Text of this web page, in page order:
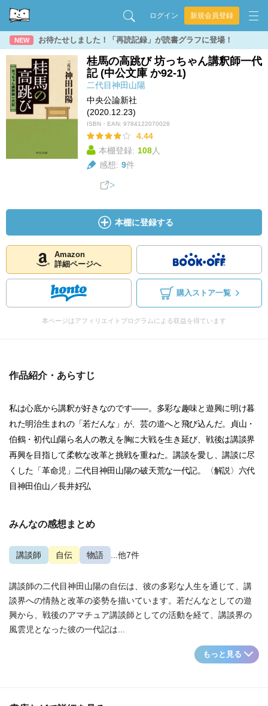
ログイン 新規会員登録
NEW お待たせしました！「再読記録」が読書グラフに登場！
桂馬の高跳び 坊っちゃん講釈師一代
記 (中公文庫 か92-1)
二代目神田山陽
中央公論新社
(2020.12.23)
ISBN・EAN: 9784122070028
4.44
本棚登録: 108人
感想: 9件
本棚に登録する
Amazon
詳細ページへ
購入ストア一覧
本ページはアフィリエイトプログラムによる収益を得ています
作品紹介・あらすじ
私は心底から講釈が好きなのです――。多彩な趣味と遊興に明け暮
れた明治生まれの「若だんな」が、芸の道へと飛び込んだ。貞山・
伯鶴・初代山陽ら名人の教えを胸に大戦を生き延び、戦後は講談界
再興を目指して柔軟な改革と挑戦を重ねた。講談を愛し、講談に尽
くした「革命児」二代目神田山陽の破天荒な一代記。〈解説〉六代
目神田伯山／長井好弘
みんなの感想まとめ
講談師 自伝 物語 ...他7件
講談師の二代目神田山陽の自伝は、彼の多彩な人生を通じて、講
談界への情熱と改革の姿勢を描いています。若だんなとしての遊
興から、戦後のアマチュア講談師としての活動を経て、講談界の
風雲児となった彼の一代記は...
もっと見る